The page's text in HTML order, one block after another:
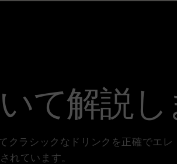
て解説
クラシックなドリンクを正確でエレ
れています。